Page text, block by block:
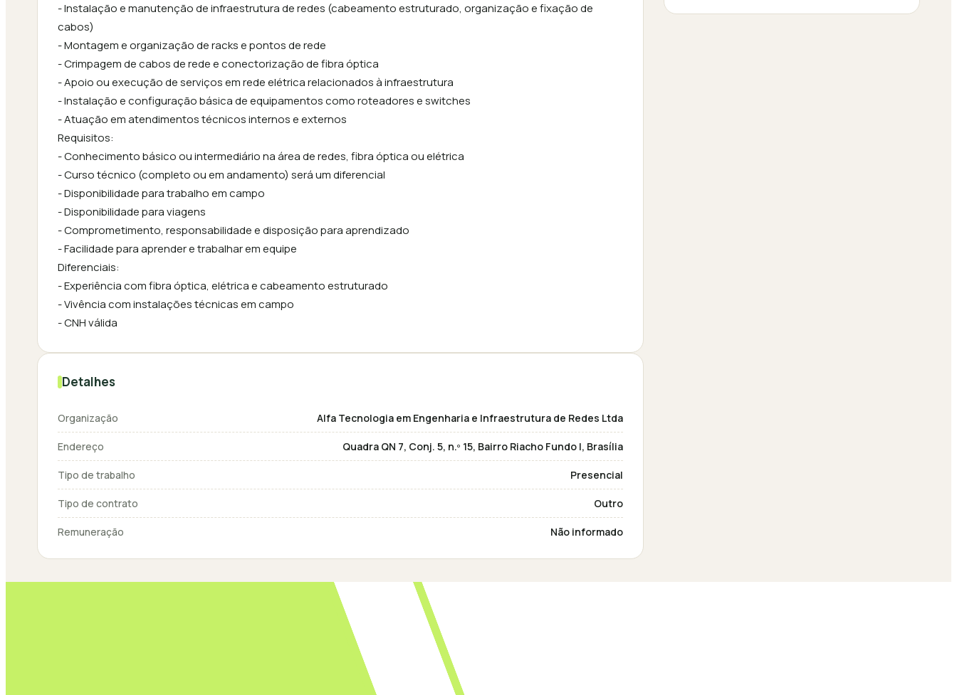
- Instalação e manutenção de infraestrutura de redes (cabeamento estruturado, organização e fixação de
cabos)
- Montagem e organização de racks e pontos de rede
- Crimpagem de cabos de rede e conectorização de fibra óptica
- Apoio ou execução de serviços em rede elétrica relacionados à infraestrutura
- Instalação e configuração básica de equipamentos como roteadores e switches
- Atuação em atendimentos técnicos internos e externos
Requisitos:
- Conhecimento básico ou intermediário na área de redes, fibra óptica ou elétrica
- Curso técnico (completo ou em andamento) será um diferencial
- Disponibilidade para trabalho em campo
- Disponibilidade para viagens
- Comprometimento, responsabilidade e disposição para aprendizado
- Facilidade para aprender e trabalhar em equipe
Diferenciais:
- Experiência com fibra óptica, elétrica e cabeamento estruturado
- Vivência com instalações técnicas em campo
- CNH válida
Detalhes
Organização Alfa Tecnologia em Engenharia e Infraestrutura de Redes Ltda
Endereço Quadra QN 7, Conj. 5, n.º 15, Bairro Riacho Fundo I, Brasília
Tipo de trabalho Presencial
Tipo de contrato Outro
Remuneração Não informado